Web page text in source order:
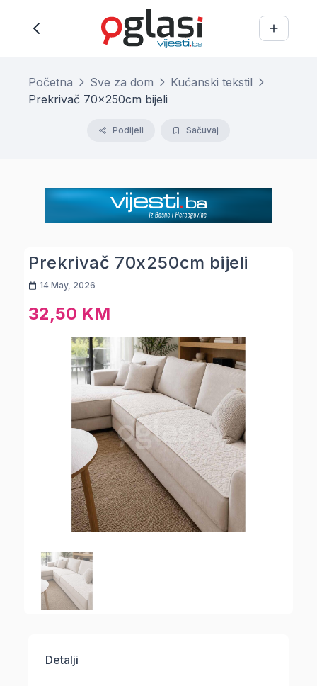
Početna Sve za dom
Kućanski tekstil
Prekrivač 70x250cm bijeli
Podijeli Sačuvaj
Prekrivač 70x250cm bijeli
14 May, 2026
32,50 KM
Detalji